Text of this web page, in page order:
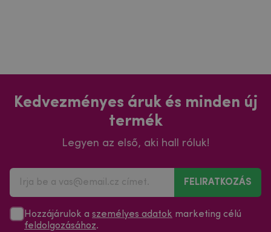
Kedvezményes áruk és minden új
termék
Legyen az első, aki hall róluk!
FELIRATKOZÁS
Hozzájárulok a személyes adatok marketing célú
feldolgozásához.